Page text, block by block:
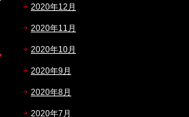
2020年12月
2020年11月
2020年10月
2020年9月
2020年8月
2020年7月